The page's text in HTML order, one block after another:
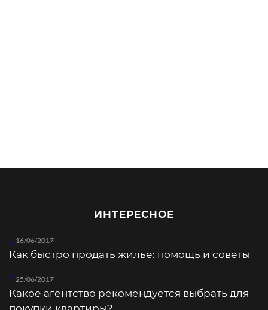
ИНТЕРЕСНОЕ
16/06/2017
Как быстро продать жилье: помощь и советы
25/06/2017
Какое агентство рекомендуется выбрать для